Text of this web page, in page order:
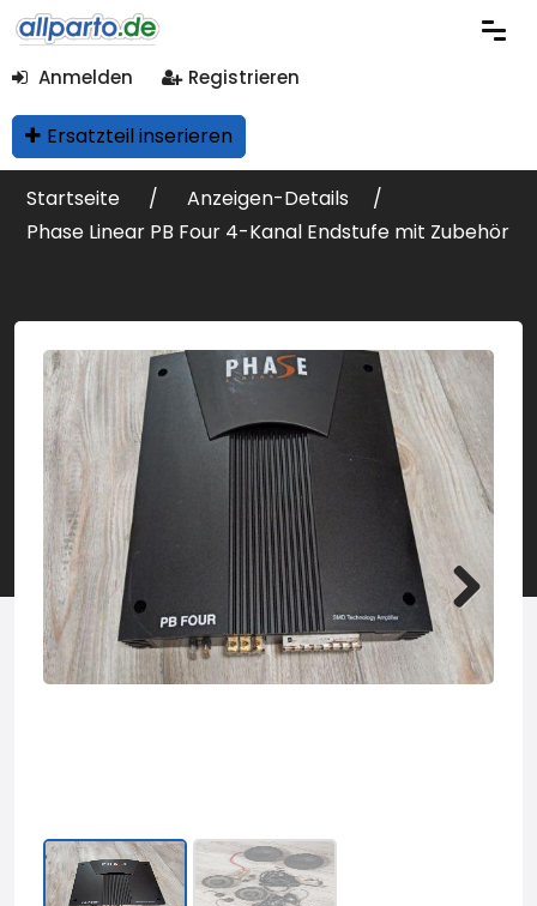
Anmelden Registrieren
Ersatzteil inserieren
Startseite
Anzeigen-Details
Phase Linear PB Four 4-Kanal Endstufe mit Zubehör